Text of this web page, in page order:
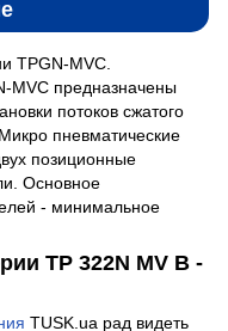
TPGN-MVC.
MVC предназначены
потоков сжатого
пневматические
позиционные
Основное
- минимальное
TP 322N MV B -
TUSK.ua рад видеть